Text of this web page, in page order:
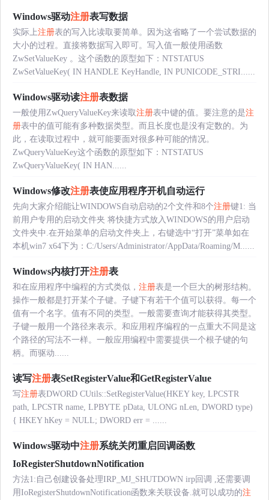
Windows驱动注册表写数据
实际上注册表的写入比读取要简单。因为这省略了一个尝试数据的
大小的过程。直接将数据写入即可。写入值一般使用函数
ZwSetValueKey 。这个函数的原型如下：NTSTATUS
ZwSetValueKey( IN HANDLE KeyHandle, IN PUNICODE_STRI......
Windows驱动读注册表数据
一般使用ZwQueryValueKey来读取注册表中键的值。要注意的是注
册表中的值可能有多种数据类型。而且长度也是没有定数的。为
此，在读取过程中，就可能要面对很多种可能的情况。
ZwQueryValueKey这个函数的原型如下：NTSTATUS
ZwQueryValueKey( IN HAN......
Windows修改注册表使应用程序开机自动运行
先向大家介绍能让WINDOWS自动启动的2个文件和8个注册键1: 当
前用户专用的启动文件夹 将快捷方式放入WINDOWS的用户启动
文件夹中.在开始菜单的启动文件夹上，右键选中“打开”菜单如在
本机win7 x64下为：C:/Users/Administrator/AppData/Roaming/M......
Windows内核打开注册表
和在应用程序中编程的方式类似， 注册表是一个巨大的树形结构。
操作一般都是打开某个子键。子键下有若干个值可以获得。每一个
值有一个名字。值有不同的类型。一般需要查询才能获得其类型。
子键一般用一个路径来表示。和应用程序编程的一点重大不同是这
个路径的写法不一样。一般应用编程中需要提供一个根子键的句
柄。而驱动......
读写注册表SetRegisterValue和GetRegisterValue
写注册表DWORD CUtils::SetRegisterValue(HKEY key, LPCSTR
path, LPCSTR name, LPBYTE pData, ULONG nLen, DWORD type)
{ HKEY hKey = NULL; DWORD err = ......
Windows驱动中注册系统关闭重启回调函数
IoRegisterShutdownNotification
方法1:自己创建设备处理IRP_MJ_SHUTDOWN irp回调 ,还需要调
用IoRegisterShutdownNotification函数来关联设备.就可以成功的注